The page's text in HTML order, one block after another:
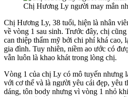
Chị Hương Ly người may mắn
Chị Hương Ly, 38 tuổi, hiện là nhân
về vòng 1 sau sinh. Trước đây, chị
can thiệp thẩm mỹ bởi chi phí khá cao,
gia đình. Tuy nhiên, niềm ao ước có
vẫn luôn là khao khát trong lòng chị.
Vòng 1 của chị Ly có mô tuyến nhưng
với cơ thể và là người yêu cái đẹp, yêu
dáng, tôn body nhưng vì vòng 1 nhỏ